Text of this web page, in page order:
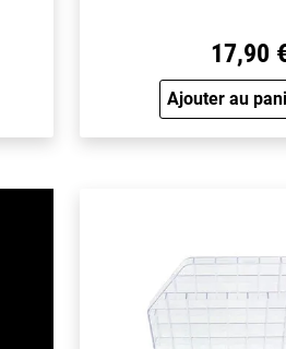
17,90
Ajouter au